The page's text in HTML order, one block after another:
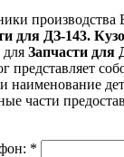
производства
для ДЗ-143.
для Запчасти для
представляет
наименование
части
*